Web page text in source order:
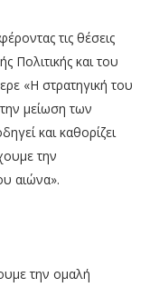
τις θέσεις
Πολιτικής και του
«Η στρατηγική του
μείωση των
και καθορίζει
την
αιώνα».
την ομαλή